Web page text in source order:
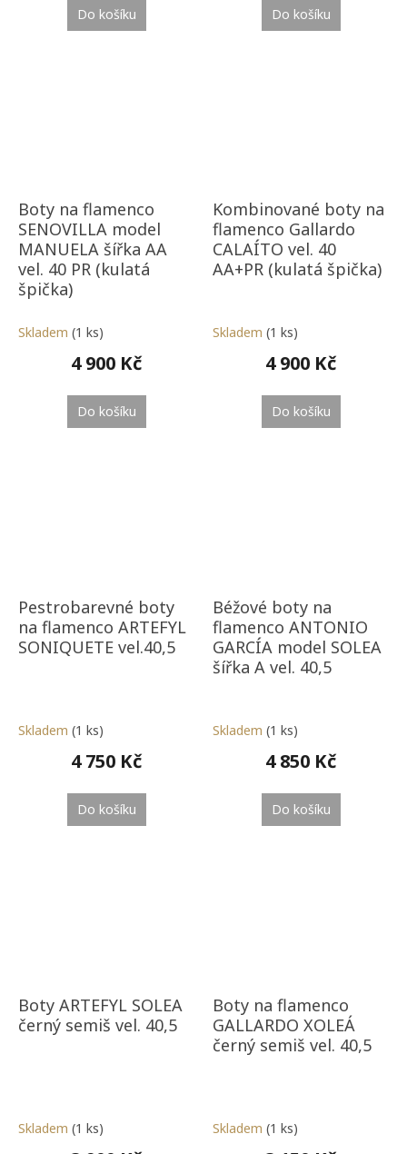
Do košíku Do košíku
Boty na flamenco
SENOVILLA model
MANUELA šířka AA
vel. 40 PR (kulatá
špička)
Skladem (1 ks)
4 900 Kč
Do košíku
Kombinované boty na
flamenco Gallardo
CALAÍTO vel. 40
AA+PR (kulatá špička)
Skladem (1 ks)
4 900 Kč
Do košíku
Pestrobarevné boty
na flamenco ARTEFYL
SONIQUETE vel.40,5
Skladem (1 ks)
4 750 Kč
Do košíku
Béžové boty na
flamenco ANTONIO
GARCÍA model SOLEA
šířka A vel. 40,5
Skladem (1 ks)
4 850 Kč
Do košíku
Boty ARTEFYL SOLEA
černý semiš vel. 40,5
Skladem (1 ks)
Boty na flamenco
GALLARDO XOLEÁ
černý semiš vel. 40,5
Skladem (1 ks)